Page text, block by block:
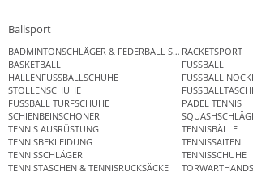
Ballsport
BADMINTONSCHLÄGER & FEDERBALL SETSRACKETSPORT
BASKETBALL
FUSSBALL
HALLENFUSSBALLSCHUHE
FUSSBALL
STOLLENSCHUHE
FUSSBALL TURFSCHUHE
PADEL TENNIS
SCHIENBEINSCHONER
TENNIS AUSRÜSTUNG
TENNISBÄLLE
TENNISBEKLEIDUNG
TENNISSAITEN
TENNISSCHLÄGER
TENNISSCHUHE
TENNISTASCHEN & TENNISRUCKSÄCKE